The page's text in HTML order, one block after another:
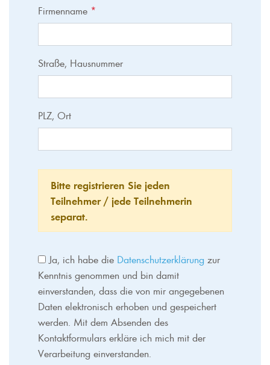
Firmenname *
Straße, Hausnummer
PLZ, Ort
Bitte registrieren Sie jeden
Teilnehmer / jede Teilnehmerin
separat.
Ja, ich habe die Datenschutzerklärung zur
Kenntnis genommen und bin damit
einverstanden, dass die von mir angegebenen
Daten elektronisch erhoben und gespeichert
werden. Mit dem Absenden des
Kontaktformulars erkläre ich mich mit der
Verarbeitung einverstanden.